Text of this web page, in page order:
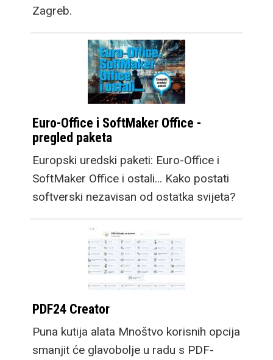
Zagreb.
Euro-Office i SoftMaker Office -
pregled paketa
Europski uredski paketi: Euro-Office i
SoftMaker Office i ostali... Kako postati
softverski nezavisan od ostatka svijeta?
PDF24 Creator
Puna kutija alata Mnoštvo korisnih opcija
smanjit će glavobolje u radu s PDF-